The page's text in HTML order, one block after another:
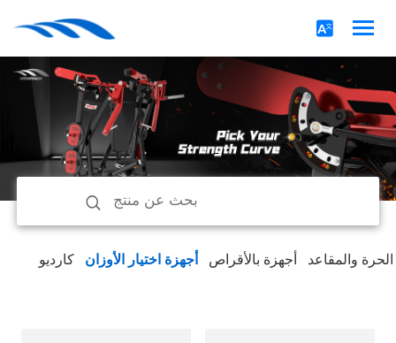
كارديو أجهزة اختيار الأوزان أجهزة بالأقراص الحرة والمقاعد